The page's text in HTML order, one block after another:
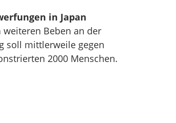
in Japan
Beben an der
soll mittlerweile gegen
2000 Menschen.